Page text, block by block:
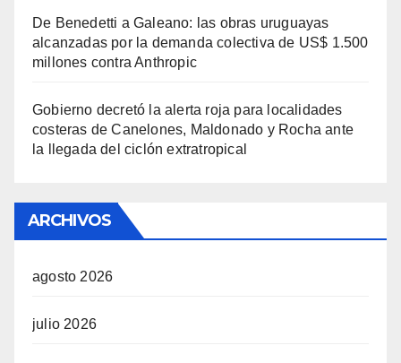
De Benedetti a Galeano: las obras uruguayas
alcanzadas por la demanda colectiva de US$ 1.500
millones contra Anthropic
Gobierno decretó la alerta roja para localidades
costeras de Canelones, Maldonado y Rocha ante
la llegada del ciclón extratropical
ARCHIVOS
agosto 2026
julio 2026